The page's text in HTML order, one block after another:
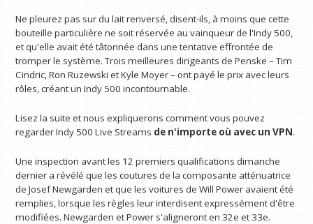
Ne pleurez pas sur du lait renversé, disent-ils, à moins que cette
bouteille particulière ne soit réservée au vainqueur de l'Indy 500,
et qu'elle avait été tâtonnée dans une tentative effrontée de
tromper le système. Trois meilleures dirigeants de Penske – Tim
Cindric, Ron Ruzewski et Kyle Moyer – ont payé le prix avec leurs
rôles, créant un Indy 500 incontournable.
Lisez la suite et nous expliquerons comment vous pouvez
regarder Indy 500 Live Streams de n'importe où avec un VPN.
Une inspection avant les 12 premiers qualifications dimanche
dernier a révélé que les coutures de la composante atténuatrice
de Josef Newgarden et que les voitures de Will Power avaient été
remplies, lorsque les règles leur interdisent expressément d'être
modifiées. Newgarden et Power s'aligneront en 32e et 33e.